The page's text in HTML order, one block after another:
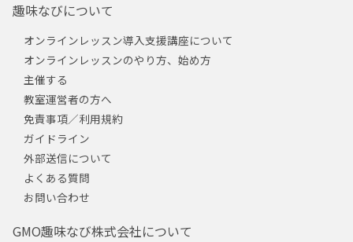
趣味なびについて
オンラインレッスン導入支援講座について
オンラインレッスンのやり方、始め方
主催する
教室運営者の方へ
免責事項／利用規約
ガイドライン
外部送信について
よくある質問
お問い合わせ
GMO趣味なび株式会社について